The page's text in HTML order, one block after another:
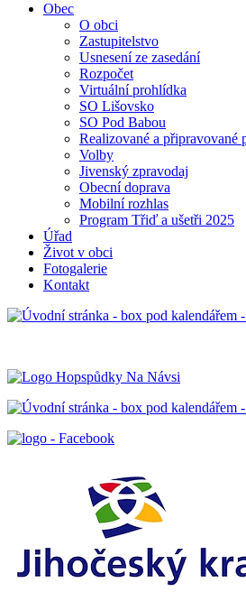
Obec
O obci
Zastupitelstvo
Usnesení ze zasedání
Rozpočet
Virtuální prohlídka
SO Lišovsko
SO Pod Babou
Realizované a připravované
Volby
Jivenský zpravodaj
Obecní doprava
Mobilní rozhlas
Program Třiď a ušetři 2025
Úřad
Život v obci
Fotogalerie
Kontakt